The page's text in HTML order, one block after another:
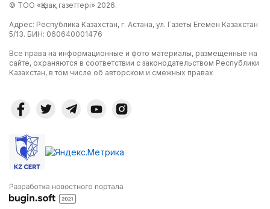
© ТОО «Қазақ газеттері» 2026.
Адрес: Республика Казахстан, г. Астана, ул. Газеты Егемен Казахстан
5/13. БИН: 060640001476
Все права на информационные и фото материалы, размещенные на
сайте, охраняются в соответствии с законодательством Республики
Казахстан, в том числе об авторском и смежных правах